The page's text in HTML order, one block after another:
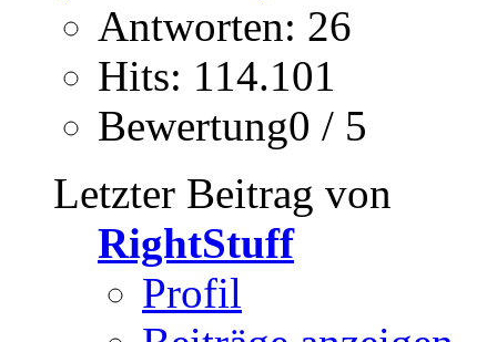
Antworten: 26
Hits: 114.101
Bewertung0 / 5
Letzter Beitrag von
RightStuff
Profil